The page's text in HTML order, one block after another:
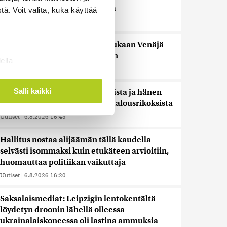
Voit valita, kuka käyttää
. Voit muuttaa
tukemiseen
alan
tietoja muihin tietoihin, joita
siirtää ulkomaille.
Salli kaikki
pidentää Kelan käsittelyaikoja
Liettuan sotilastiedustelun mukaan Venäjä
harkitsee hyökkäyksiä Baltiaan
Uutiset | 6.8.2026 17:12
Ex-kansanedustaja Ano Turtiaista ja hänen
vaimoaan syytetään törkeistä talousrikoksista
Uutiset | 6.8.2026 16:45
Hallitus nostaa alijäämän tällä kaudella
selvästi isommaksi kuin etukäteen arvioitiin,
huomauttaa politiikan vaikuttaja
Uutiset | 6.8.2026 16:20
Saksalaismediat: Leipzigin lentokentältä
löydetyn droonin lähellä olleessa
ukrainalaiskoneessa oli lastina ammuksia